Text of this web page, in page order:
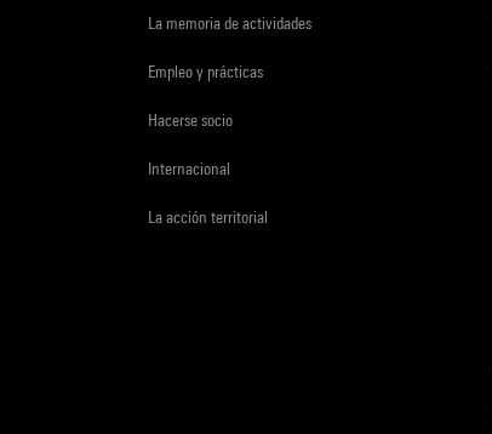
La memoria de actividades
Empleo y prácticas
Hacerse socio
Internacional
La acción territorial